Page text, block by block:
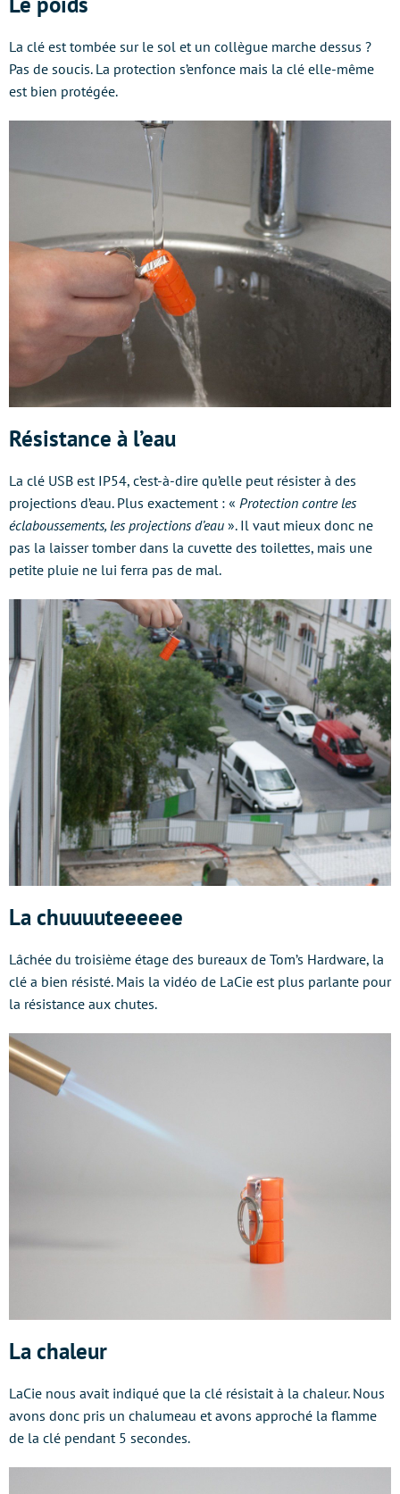
La clé est tombée sur le sol et un collègue marche dessus ?
Pas de soucis. La protection s’enfonce mais la clé elle-même
est bien protégée.
Résistance à l’eau
La clé USB est IP54, c’est-à-dire qu’elle peut résister à des
projections d’eau. Plus exactement : « Protection contre les
éclaboussements, les projections d’eau ». Il vaut mieux donc ne
pas la laisser tomber dans la cuvette des toilettes, mais une
petite pluie ne lui ferra pas de mal.
La chuuuuteeeeee
Lâchée du troisième étage des bureaux de Tom’s Hardware, la
clé a bien résisté. Mais la vidéo de LaCie est plus parlante pour
la résistance aux chutes.
La chaleur
LaCie nous avait indiqué que la clé résistait à la chaleur. Nous
avons donc pris un chalumeau et avons approché la flamme
de la clé pendant 5 secondes.